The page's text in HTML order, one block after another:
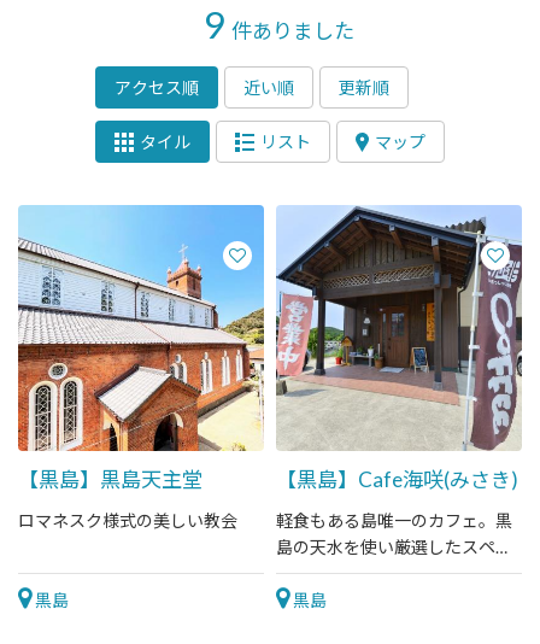
9 件ありました
アクセス順 近い順 更新順
タイル リスト マップ
【黒島】黒島天主堂
ロマネスク様式の美しい教会
黒島
【黒島】Cafe海咲(みさき)
軽食もある島唯一のカフェ。黒
島の天水を使い厳選したスペシ
ャリティコーヒーをどうぞ。
黒島